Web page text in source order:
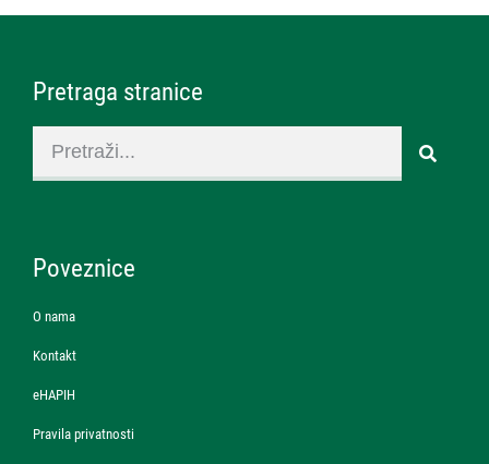
Pretraga stranice
Poveznice
O nama
Kontakt
eHAPIH
Pravila privatnosti